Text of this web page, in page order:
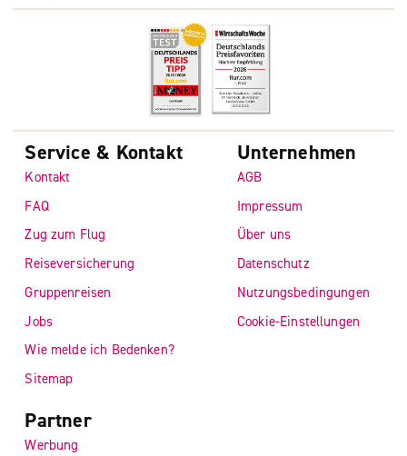
Service & Kontakt
Kontakt
FAQ
Zug zum Flug
Reiseversicherung
Gruppenreisen
Jobs
Wie melde ich Bedenken?
Sitemap
Unternehmen
AGB
Impressum
Über uns
Datenschutz
Nutzungsbedingungen
Cookie-Einstellungen
Partner
Werbung